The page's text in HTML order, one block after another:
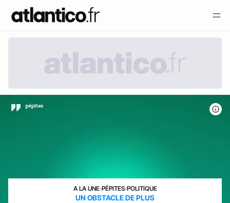
A LA UNE›PÉPITES›POLITIQUE
UN OBSTACLE DE PLUS